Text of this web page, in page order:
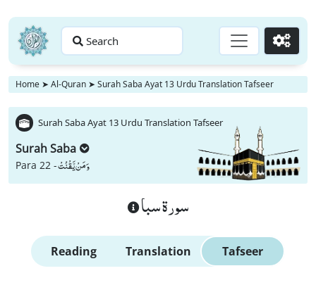
Search Go
Home ➤ Al-Quran ➤ Surah Saba Ayat 13 Urdu Translation Tafseer
Surah Saba Ayat 13 Urdu Translation Tafseer
Surah Saba
Para 22 -وَ مَنْ یَّقْنُتْ
سورة سبا
Reading Translation Tafseer